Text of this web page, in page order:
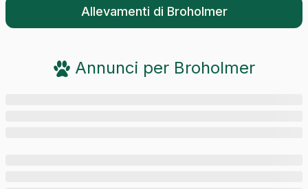
Allevamenti di Broholmer
Annunci per Broholmer